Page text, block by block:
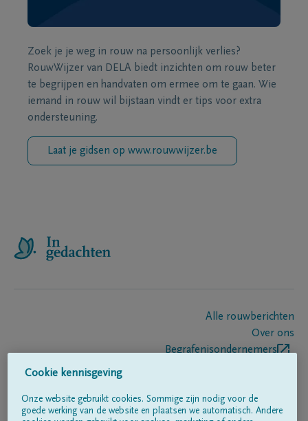
Zoek je je weg in rouw na persoonlijk verlies?
RouwWijzer van DELA biedt inzichten om rouw beter
te begrijpen en handvaten om ermee om te gaan. Wie
iemand in rouw wil bijstaan vindt er tips voor extra
ondersteuning.
Laat je gidsen op www.rouwwijzer.be
Alle rouwberichten
Over ons
Begrafenisondernemers
Volg ons op
Cookie kennisgeving
Onze website gebruikt cookies. Sommige zijn nodig voor de
goede werking van de website en plaatsen we automatisch. Andere